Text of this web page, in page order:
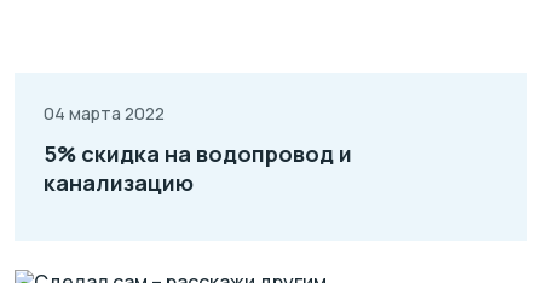
04 марта 2022
5% скидка на водопровод и
канализацию